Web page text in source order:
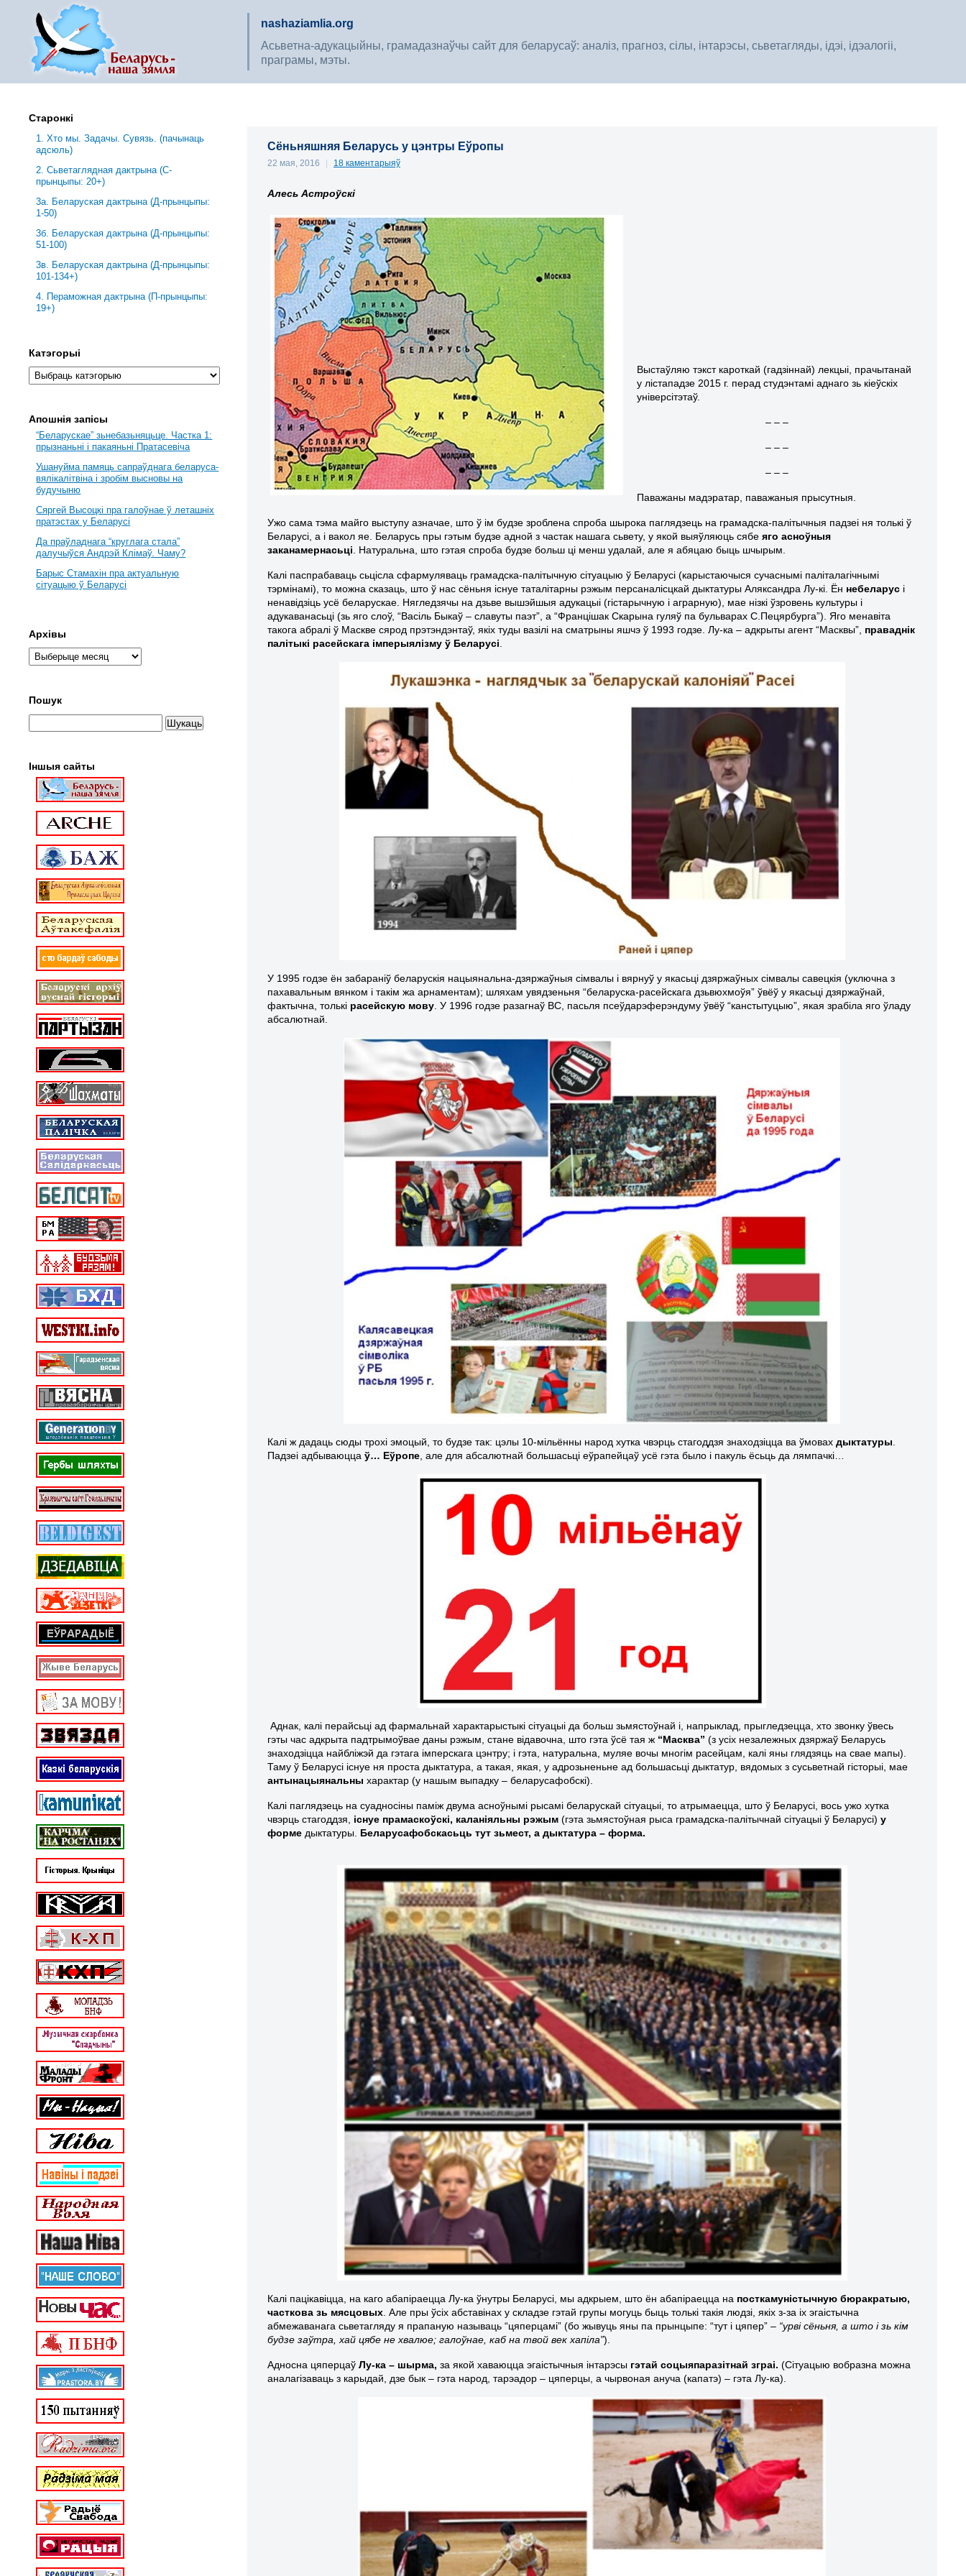
nashaziamlia.org
Асьветна-адукацыйны, грамадазнаўчы сайт для беларусаў: аналіз, прагноз, сілы, інтарэсы, сьветагляды, ідэі, ідэалогіі,
праграмы, мэты.
Сёньняшняя Беларусь у цэнтры Еўропы
22 мая, 2016 | 18 каментарыяў
Алесь Астроўскі
Выстаўляю тэкст кароткай (гадзіннай) лекцыі, прачытанай
у лістападзе 2015 г. перад студэнтамі аднаго зь кіеўскіх
універсітэтаў.
– – –
– – –
– – –
Паважаны мадэратар, паважаныя прысутныя.
Ужо сама тэма майго выступу азначае, што ў ім будзе зроблена спроба шырока паглядзець на грамадска-палітычныя падзеі ня толькі ў
Беларусі, а і вакол яе. Беларусь пры гэтым будзе адной з частак нашага сьвету, у якой выяўляюць сябеяго асноўныя
заканамернасьці . Натуральна, што гэтая спроба будзе больш ці менш удалай, але я абяцаю быць шчырым.
Калі паспрабаваць сьцісла сфармуляваць грамадска-палітычную сітуацыю ў Беларусі (карыстаючыся сучаснымі паліталагічнымі
тэрмінамі), то можна сказаць, што ў нас сёньня існуе таталітарны рэжым персаналісцкай дыктатуры Аляксандра Лу-кі. Ён небеларус і
ненавідзіць усё беларускае. Нягледзячы на дзьве вышэйшыя адукацыі (гістарычную і аграрную), мае нізкі ўзровень культуры і
адукаванасьці (зь яго слоў, “Васіль Быкаў – славуты паэт”, а “Францішак Скарына гуляў па бульварах С.Пецярбурга”). Яго менавіта
такога абралі ў Маскве сярод прэтэндэнтаў, якіх туды вазілі на сматрыны яшчэ ў 1993 годзе. Лу-ка – адкрыты агент “Масквы”, праваднік
палітыкі расейскага імперыялізму ў Беларусі
У 1995 годзе ён забараніў беларускія нацыянальна-дзяржаўныя сімвалы і вярнуў у якасьці дзяржаўных сімвалы савецкія (уключна з
пахавальным вянком і такім жа арнаментам); шляхам увядзеньня “беларуска-расейскага дзьвюхмоўя” ўвёў у якасьці дзяржаўнай,
фактычна, толькі расейскую мову . У 1996 годзе разагнаў ВС, пасьля псеўдарэферэндуму ўвёў “канстытуцыю”, якая зрабіла яго ўладу
абсалютнай.
Калі ж дадаць сюды трохі эмоцый, то будзе так: цэлы 10-мільённы народ хутка чвэрць стагоддзя знаходзіцца ва ўмовахдыктатуры
Падзеі адбываюцца ў… Еўропе , але для абсалютнай большасьці еўрапейцаў усё гэта было і пакуль ёсьць да лямпачкі…
Аднак, калі перайсьці ад фармальнай характарыстыкі сітуацыі да больш зьмястоўнай і, напрыклад, прыгледзецца, хто звонку ўвесь
гэты час адкрыта падтрымоўвае даны рэжым, стане відавочна, што гэта ўсё тая ж “Масква” (з усіх незалежных дзяржаў Беларусь
знаходзіцца найбліжэй да гэтага імперскага цэнтру; і гэта, натуральна, муляе вочы многім расейцам, калі яны глядзяць на свае мапы).
Таму ў Беларусі існуе ня проста дыктатура, а такая, якая, у адрозьненьне ад большасьці дыктатур, вядомых з сусьветнай гісторыі, мае
антынацыянальны характар (у нашым выпадку – беларусафобскі).
Калі паглядзець на суадносіны паміж двума асноўнымі рысамі беларускай сітуацыі, то атрымаецца, што ў Беларусі, вось ужо хутка
чвэрць стагоддзя,
існуе прамаскоўскі, каланіяльны рэжым (гэта зьмястоўная рыса грамадска-палітычнай сітуацыі ў Беларусі) у
форме дыктатуры. Беларусафобскасьць тут зьмест, а дыктатура – форма.
Калі пацікавіцца, на каго абапіраецца Лу-ка ўнутры Беларусі, мы адкрыем, што ён абапіраецца на посткамуністычную бюракратыю,
часткова зь мясцовых . Але пры ўсіх абставінах у складзе гэтай групы могуць быць толькі такія людзі, якіх з-за іх эгаістычна
абмежаванага сьветагляду я прапаную называць “цяперцамі” (бо жывуць яны па прынцыпе: “тут і цяпер” – “урві сёньня, а што і зь кім
будзе заўтра, хай цябе не хвалюе; галоўнае, каб на твой век хапіла”).
Адносна цяперцаўЛу-ка – шырма,за якой хаваюцца эгаістычныя інтарэсы гэтай соцыяпаразітнай зграі.(Сітуацыю вобразна можна
аналагізаваць з карыдай, дзе бык – гэта народ, тарэадор – цяперцы, а чырвоная ануча (капатэ) – гэта Лу-ка).
Старонкі
1. Хто мы. Задачы. Сувязь. (пачынаць
адсюль)
2. Сьветаглядная дактрына (С-
прынцыпы: 20+)
3a. Беларуская дактрына (Д-прынцыпы:
1-50)
3б. Беларуская дактрына (Д-прынцыпы:
51-100)
3в. Беларуская дактрына (Д-прынцыпы:
101-134+)
4. Пераможная дактрына (П-прынцыпы:
19+)
Катэгорыі
Апошнія запісы
“Беларускае” зьнебазьняцьце. Частка 1:
прызнаньні і пакаяньні Пратасевіча
Ушануйма памяць сапраўднага беларуса-
вялікалітвіна і зробім высновы на
будучыню
Сяргей Высоцкі пра галоўнае ў леташніх
пратэстах у Беларусі
Да праўладнага “круглага стала”
далучыўся Андрэй Клімаў. Чаму?
Барыс Стамахін пра актуальную
сітуацыю ў Беларусі
Архівы
Пошук
Іншыя сайты